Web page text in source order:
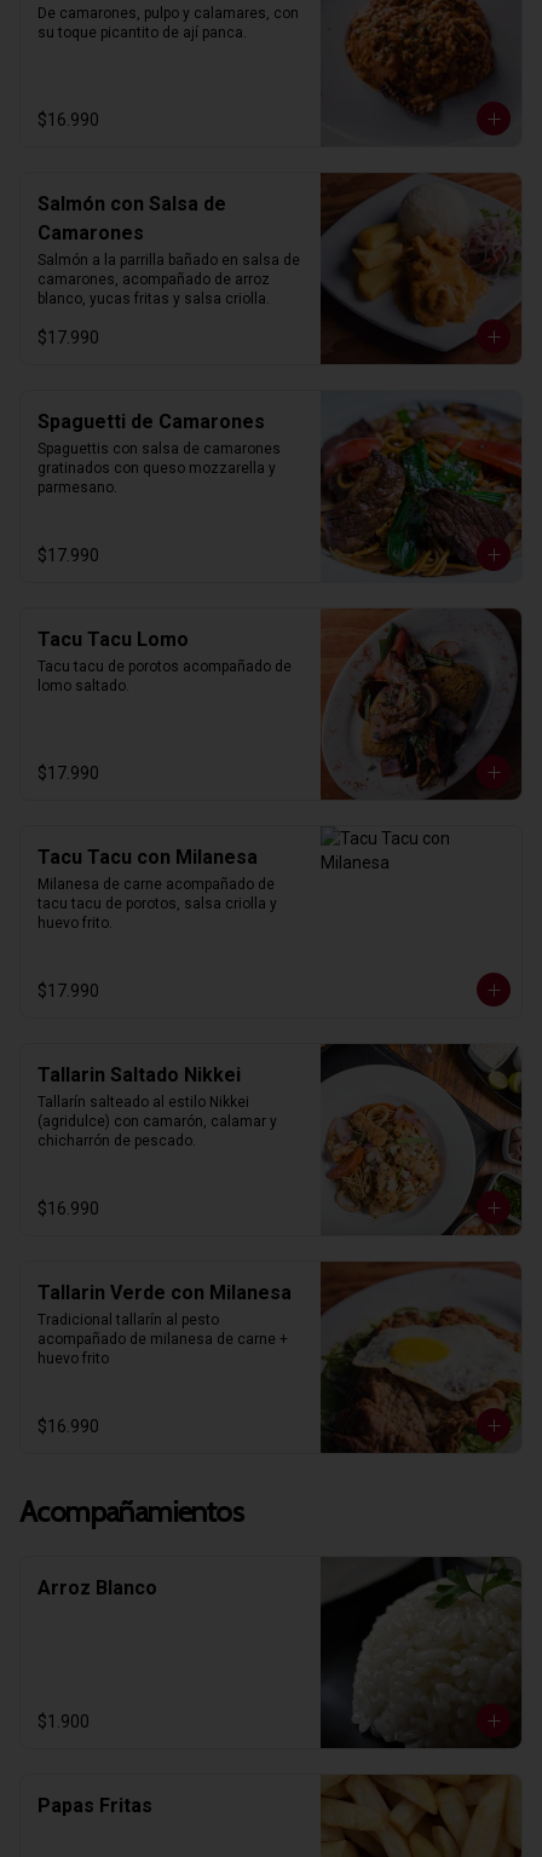
De camarones, pulpo y calamares, con
su toque picantito de ají panca.
$16.990
Salmón con Salsa de
Camarones
Salmón a la parrilla bañado en salsa de
camarones, acompañado de arroz
blanco, yucas fritas y salsa criolla.
$17.990
Spaguetti de Camarones
Spaguettis con salsa de camarones
gratinados con queso mozzarella y
parmesano.
$17.990
Tacu Tacu Lomo
Tacu tacu de porotos acompañado de
lomo saltado.
$17.990
Tacu Tacu con Milanesa
Milanesa de carne acompañado de
tacu tacu de porotos, salsa criolla y
huevo frito.
$17.990
Tallarin Saltado Nikkei
Tallarín salteado al estilo Nikkei
(agridulce) con camarón, calamar y
chicharrón de pescado.
$16.990
Tallarin Verde con Milanesa
Tradicional tallarín al pesto
acompañado de milanesa de carne +
huevo frito
$16.990
Acompañamientos
Arroz Blanco
$1.900
Papas Fritas